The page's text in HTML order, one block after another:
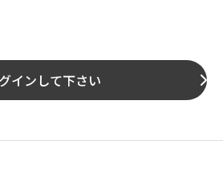
インして下さい